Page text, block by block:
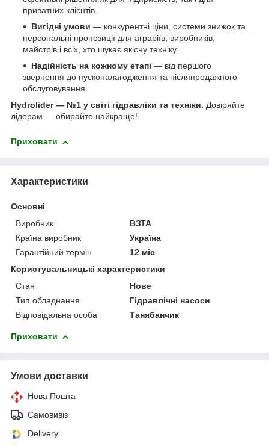
приватних клієнтів.
Вигідні умови — конкурентні ціни, системи знижок та
персональні пропозиції для аграріїв, виробників,
майстрів і всіх, хто шукає якісну техніку.
Надійність на кожному етапі — від першого
звернення до пусконалагодження та післяпродажного
обслуговування.
Hydrolider — №1 у світі гідравліки та техніки. Довіряйте
лідерам — обирайте найкраще!
Приховати
Характеристики
Основні
Виробник
ВЗТА
Країна виробник
Україна
Гарантійний термін
12 міс
Користувальницькі характеристики
Стан
Нове
Тип обладнання
Гідравлічні насоси
Відповідальна особа
Танябанчик
Приховати
Умови доставки
Нова Пошта
Самовивіз
Delivery